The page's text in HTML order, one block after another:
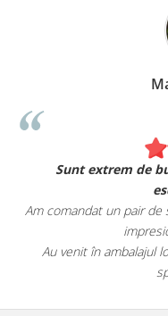
Sunt extrem de
Am comandat un pair de
Au venit în ambalajul